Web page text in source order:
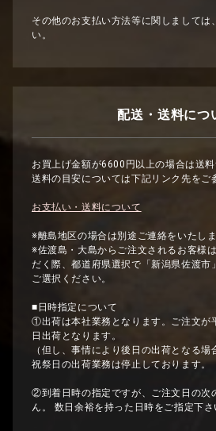
その他のお支払い方法等に関しましては
い。
配送・送料につ
お買上げ金額が6600円以上の場合は送料
送料の目安については下記リンク先をご
お支払い・送料について
※離島地区の場合は別途ご連絡をいたしま
※佐渡島・大島からご注文されるお客様
だく際、都道府県選択で「新潟県佐渡市
ご選択ください。
■日時指定について
①出荷は本社業務となります。ご注文が
日出荷となります。
（但し、事情により後日の出荷となる
祝祭日の出荷業務は停止しております。
②到着日時の指定ですが、ご注文日の次
ん。 数日余裕を持った日時をご指定下さ